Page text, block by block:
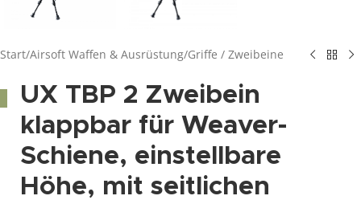
Start/Airsoft Waffen & Ausrüstung/Griffe / Zweibeine
UX TBP 2 Zweibein
klappbar für Weaver-
Schiene, einstellbare
Höhe, mit seitlichen